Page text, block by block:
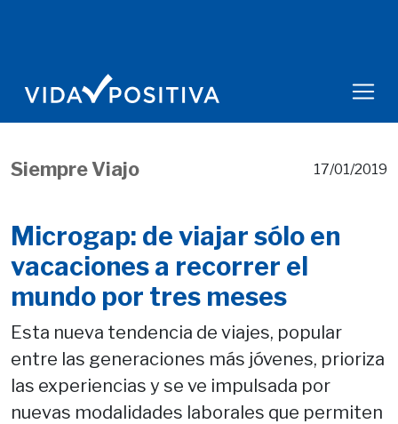
Siempre Viajo 17/01/2019
Microgap: de viajar sólo en
vacaciones a recorrer el
mundo por tres meses
Esta nueva tendencia de viajes, popular
entre las generaciones más jóvenes, prioriza
las experiencias y se ve impulsada por
nuevas modalidades laborales que permiten